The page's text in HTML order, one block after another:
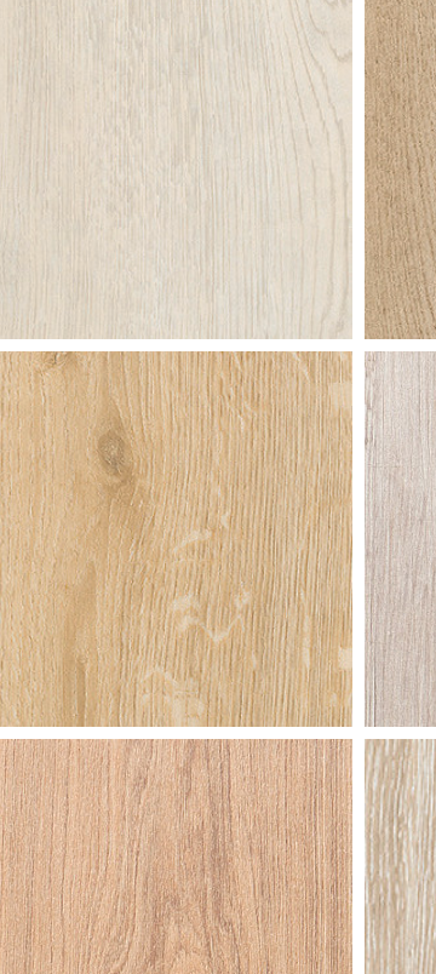
appelaar
natuur
moeraseik
tijdloos wit
essen
gebleekt